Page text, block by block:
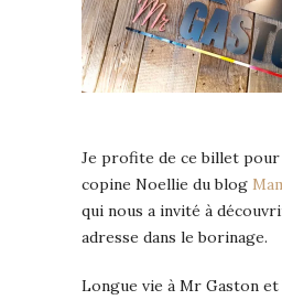
Je profite de ce billet
copine Noellie du blog
qui nous a invité à
adresse dans le borinage.
Longue vie à Mr Gaston et